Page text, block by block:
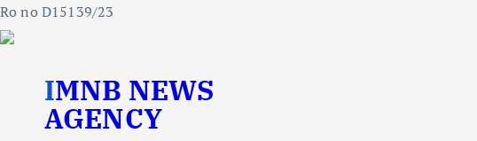
Ro no D15139/23
IMNB NEWS
AGENCY